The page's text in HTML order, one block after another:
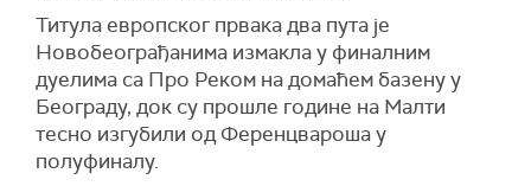
Титула европског првака два пута је
Новобеограђанима измакла у финалним
дуелима са Про Реком на домаћем базену у
Београду, док су прошле године на Малти
тесно изгубили од Ференцвароша у
полуфиналу.